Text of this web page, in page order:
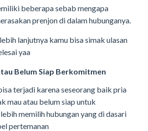
beberapa sebab mengapa
prenjon di dalam hubunganya.
lanjutnya kamu bisa simak ulasan
yaa
Belum Siap Berkomitmen
terjadi karena seseorang baik pria
mau atau belum siap untuk
memilih hubungan yang di dasari
pertemanan